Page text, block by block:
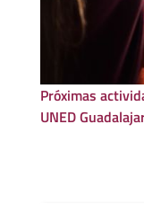
Próximas
UNED